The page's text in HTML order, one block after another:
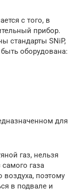
с того, в
прибор.
стандарты SNiP,
оборудована:
для
газ, нельзя
газа
воздуха, поэтому
в подвале и